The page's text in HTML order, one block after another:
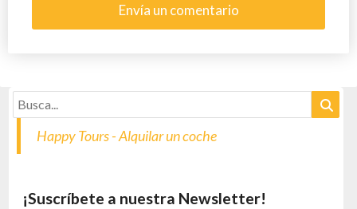
Happy Tours - Alquilar un coche
¡Suscríbete a nuestra Newsletter!